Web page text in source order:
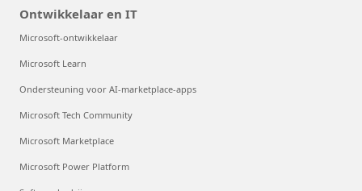
Ontwikkelaar en IT
Microsoft-ontwikkelaar
Microsoft Learn
Ondersteuning voor AI-marketplace-apps
Microsoft Tech Community
Microsoft Marketplace
Microsoft Power Platform